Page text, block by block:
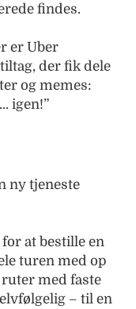
findes.
er Uber
der fik dele
og memes:
igen!”
ny tjeneste
at bestille en
turen med op
med faste
– til en